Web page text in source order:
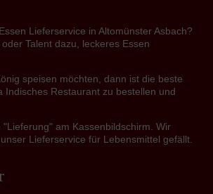
Lieferservice in Altomünster Asbach?
Talent dazu, leckeres Essen
speisen möchten, dann ist die beste
Indisches Restaurant zu bestellen und
"Lieferung" am Kassenbildschirm. Wir
Lieferservice für Lebensmittel gefällt.